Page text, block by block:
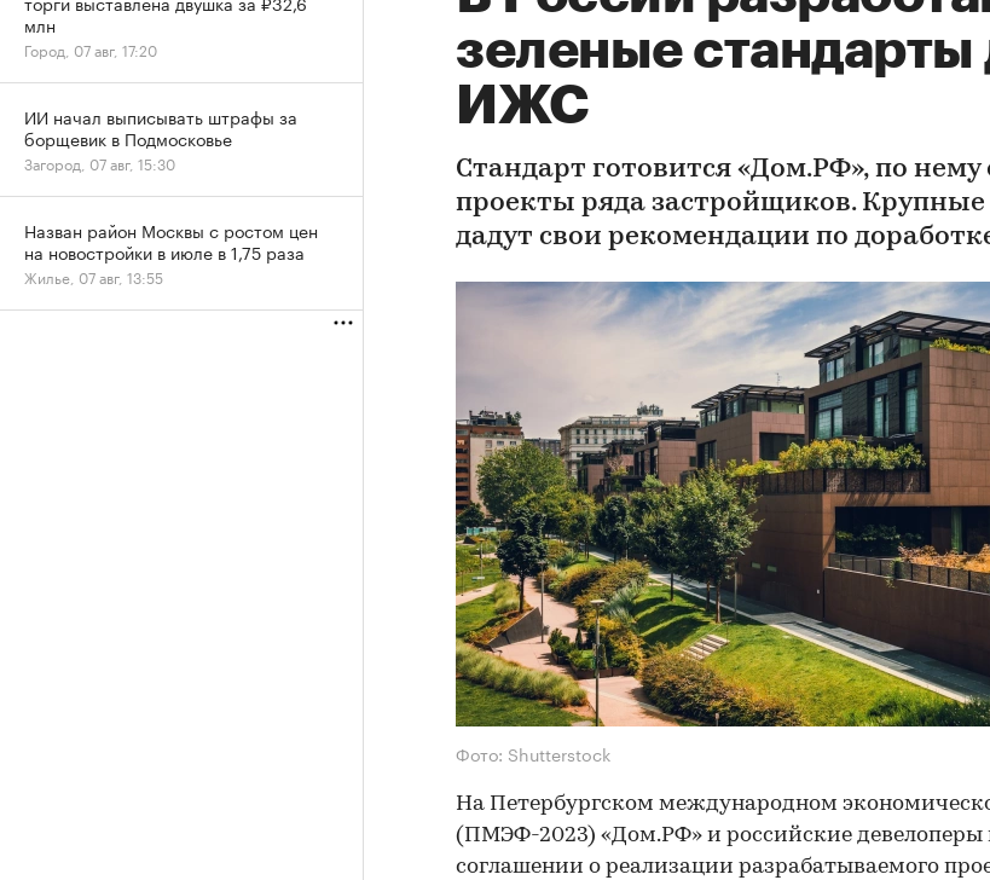
зеленые стандарты
ИЖС
Стандарт готовится «Дом.РФ», по нему
проекты ряда застройщиков. Крупные
дадут свои рекомендации по
Фото: Shutterstock
На Петербургском международном
(ПМЭФ-2023) «Дом.РФ» и российские девелоперы
соглашении о реализации разрабатываемого
млн
Город, 07 авг, 17:20
ИИ начал выписывать штрафы за
борщевик в Подмосковье
Загород, 07 авг, 15:30
Назван район Москвы с ростом цен
на новостройки в июле в 1,75 раза
Жилье, 07 авг, 13:55